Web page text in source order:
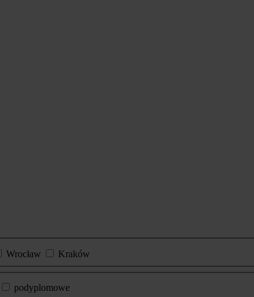
Wrocław
Kraków
podyplomowe